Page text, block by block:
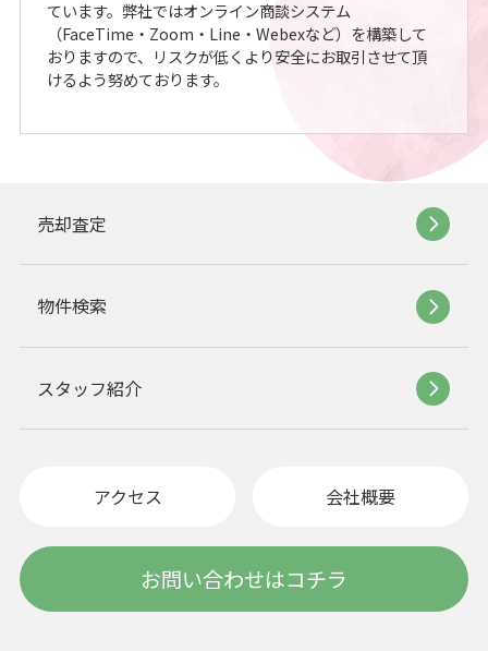
ています。弊社ではオンライン商談システム
（FaceTime・Zoom・Line・Webexなど）を構築して
おりますので、リスクが低くより安全にお取引させて頂
けるよう努めております。
売却査定
物件検索
スタッフ紹介
アクセス 会社概要
お問い合わせはコチラ